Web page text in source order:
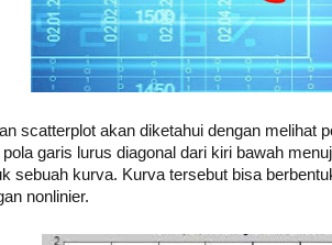
scatterplot akan diketahui dengan melihat
garis lurus diagonal dari kiri bawah
sebuah kurva. Kurva tersebut bisa
nonlinier.